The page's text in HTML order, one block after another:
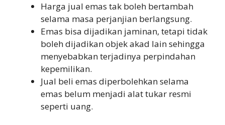
Harga jual emas tak boleh bertambah
selama masa perjanjian berlangsung.
Emas bisa dijadikan jaminan, tetapi tidak
boleh dijadikan objek akad lain sehingga
menyebabkan terjadinya perpindahan
kepemilikan.
Jual beli emas diperbolehkan selama
emas belum menjadi alat tukar resmi
seperti uang.